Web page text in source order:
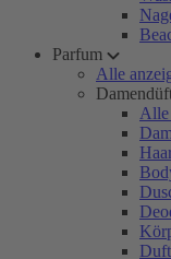
Parfum
Alle
Alle